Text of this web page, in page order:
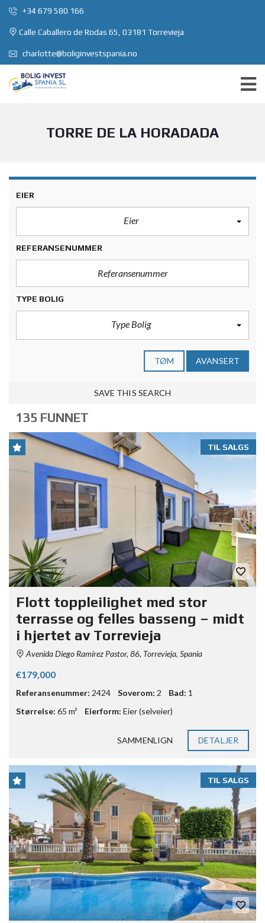
+34 679 580 166
Calle Caballero de Rodas 65, 03181 Torrevieja
charlotte@boliginvestspania.no
TORRE DE LA HORADADA
EIER
Eier
REFERANSENUMMER
TYPE BOLIG
Type Bolig
TØM AVANSERT
SAVE THIS SEARCH
135 FUNNET
TIL SALGS
Flott toppleilighet med stor
terrasse og felles basseng – midt
i hjertet av Torrevieja
Avenida Diego Ramírez Pastor, 86, Torrevieja, Spania
€179,000
Referansenummer: 2424 Soverom: 2 Bad: 1
Størrelse: 65 m² Eierform: Eier (selveier)
SAMMENLIGN DETALJER
TIL SALGS